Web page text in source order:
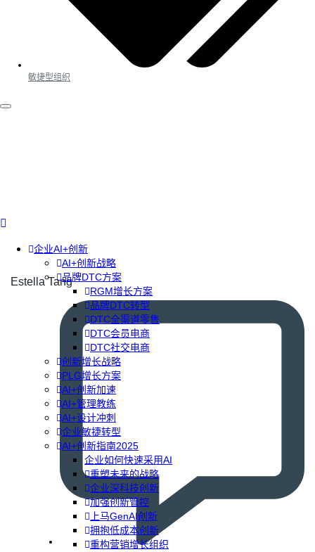
企业AI+创新
AI+创新战略
品牌DTC方案
RGM增长方案
品牌DTC转型
DTC全渠道零售
DTC会员电商
DTC社交电商
创新增长战略
PLG增长方案
AI+创新加速
AI+管理教练
AI+设计冲刺
企业敏捷转型
AI+创新指南2025
企业如何快速采用AI
重塑未来的战略
企业深科技创新
加强创新管控
上马GenAI创新
拥抱低成本创新
重构营销增长组织
敏捷型组织
Estella Tang